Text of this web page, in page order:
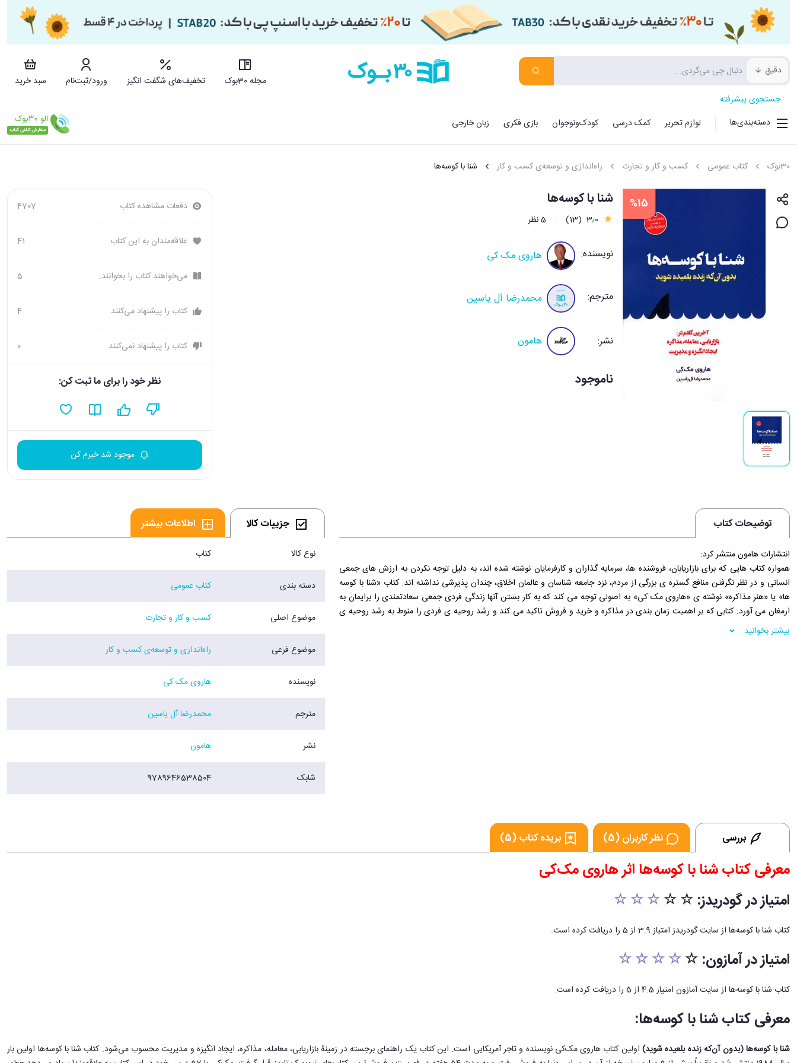
دقیق
مجله 30بوک تخفیف‌های شگفت انگیز ورود/ثبت‌نام
سبد خرید
جستجوی پیشرفته
دسته‌بندی‌ها
لوازم تحریر کمک درسی کودک‌ونوجوان بازی فکری زبان خارجی
30بوک کتاب عمومی کسب و کار و تجارت راه‌اندازی و توسعه‌ی کسب و کار شنا با کوسه‌ها
%15 شنا با کوسه‌ها
3٫0 (13) 5 نظر
نویسنده: هاروی مک کی
مترجم: محمدرضا آل یاسین
نشر: هامون
ناموجود
دفعات مشاهده کتاب 4707
علاقه‌مندان به این کتاب 41
می‌خواهند کتاب را بخوانند. 5
کتاب را پیشنهاد می‌کنند 4
کتاب را پیشنهاد نمی‌کنند 0
نظر خود را برای ما ثبت کن:
موجود شد خبرم کن
توضیحات کتاب
انتشارات هامون منتشر کرد:
همواره کتاب هایی که برای بازاریابان، فروشنده ها، سرمایه گذاران و کارفرمایان نوشته شده اند، به دلیل توجه نکردن به ارزش های جمعی
انسانی و در نظر نگرفتن منافع گستره ی بزرگی از مردم، نزد جامعه شناسان و عالمان اخلاق، چندان پذیرشی نداشته اند. کتاب «شنا با کوسه
ها» یا «هنر مذاکره» نوشته ی «هاروی مک کی» به اصولی توجه می کند که به کار بستن آنها زندگی فردی جمعی سعادتمندی را برایمان به
ارمغان می آورد. کتابی که بر اهمیت زمان بندی در مذاکره و خرید و فروش تاکید می کند و رشد روحیه ی فردی را منوط به رشد روحیه ی
جمعی می داند. «هاروی مک کی» که دهه هاست در قامت یک تئوریسین مدیریت، رهبری و اقتصاد، تاثیر شگرفی بر این علوم در سرتاسر
جهان گذاشته است، با کتاب «شنا با کوسه ها» چندتا از انقلابی ترین ایده های کاربردی را برای بازاریاب ها، فروشنده ها و سرمایه گذاران طرح
بیشتر بخوانید
جزییات کالا اطلاعات بیشتر
نوع کالا کتاب
دسته بندی کتاب عمومی
موضوع اصلی کسب و کار و تجارت
موضوع فرعی راه‌اندازی و توسعه‌ی کسب و کار
نویسنده هاروی مک کی
مترجم محمدرضا آل یاسین
نشر هامون
شابک 9789646538504
بررسی نظر کاربران (5) بریده کتاب (5)
معرفی کتاب شنا با کوسه‌ها اثر هاروی مک‌کی
امتیاز در گودریدز: ☆ ☆☆ ☆ ☆
کتاب شنا با کوسه‌‌ها از سایت گودریدز امتیاز 3.9 از 5 را دریافت کرده است.
امتیاز در آمازون: ☆☆ ☆ ☆ ☆
کتاب شنا با کوسه‌‌ها از سایت آمازون امتیاز 4.5 از 5 را دریافت کرده است.
معرفی کتاب شنا با کوسه‌ها:
شنا با کوسه‌ها (بدون آن‌که زنده بلعیده شوید) اولین کتاب هاروی مک‌کی نویسنده و تاجر آمریکایی است. این کتاب یک راهنمای برجسته در زمینۀ بازاریابی، معامله، مذاکره، ایجاد انگیزه و مدیریت محسوب می‌شود. کتاب شنا با کوسه‌ها اولین بار